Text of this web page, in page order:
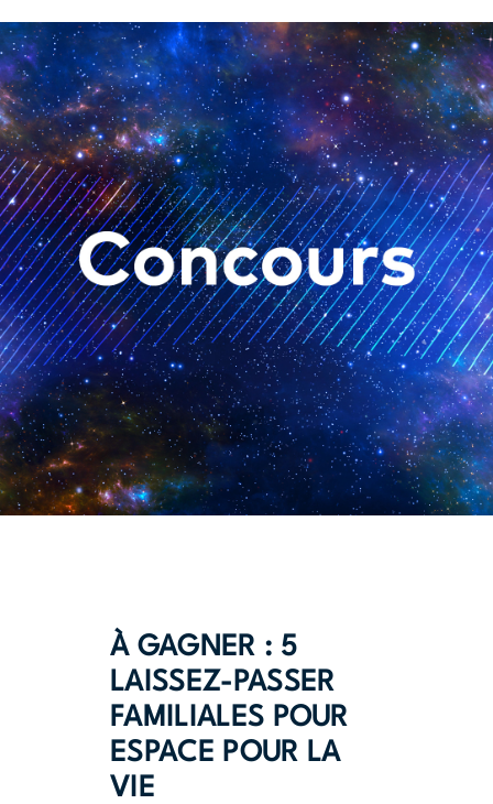
À GAGNER : 5
LAISSEZ-PASSER
FAMILIALES POUR
ESPACE POUR LA
VIE